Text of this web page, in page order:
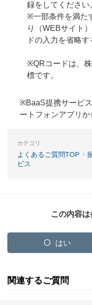
録をしてください
※一部条件を満た
り（WEBサイト
ドの入力を省略す
※QRコードは、
標です。
※BaaS提携サービ
ートフォンアプリか
カテゴリ
よくあるご質問TOP
ビス
この内容
はい
関連するご質問